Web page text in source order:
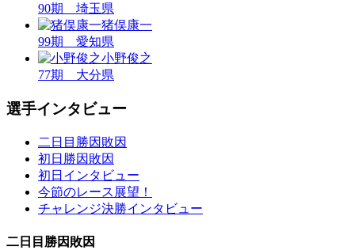
90期 埼玉県
猪俣康一
99期 愛知県
小野俊之
77期 大分県
選手インタビュー
二日目勝因敗因
初日勝因敗因
初日インタビュー
今節のレース展望！
チャレンジ決勝インタビュー
二日目勝因敗因